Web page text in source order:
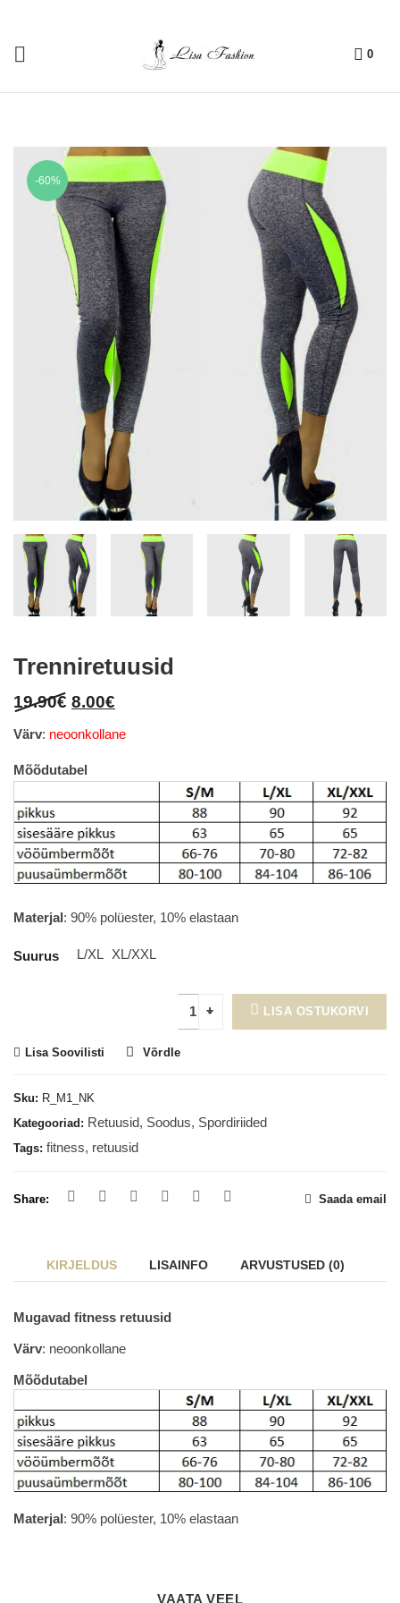
0
-60%
Trenniretuusid
19.90€ Original
19.90€.
8.00€
Värv: neoonkollane
Mõõdutabel
Materjal: 90% polüester, 10% elastaan
Suurus L/XL XL/XXL
LISA OSTUKORVI
Lisa Soovilisti Võrdle
Sku: R_M1_NK
Kategooriad: Retuusid, Soodus, Spordiriided
Tags: fitness, retuusid
Share: Saada email
KIRJELDUS LISAINFO ARVUSTUSED (0)
Mugavad fitness retuusid
Värv: neoonkollane
Mõõdutabel
Materjal: 90% polüester, 10% elastaan
VAATA VEEL